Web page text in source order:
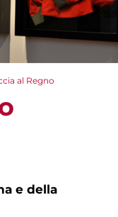
al Regno
e della